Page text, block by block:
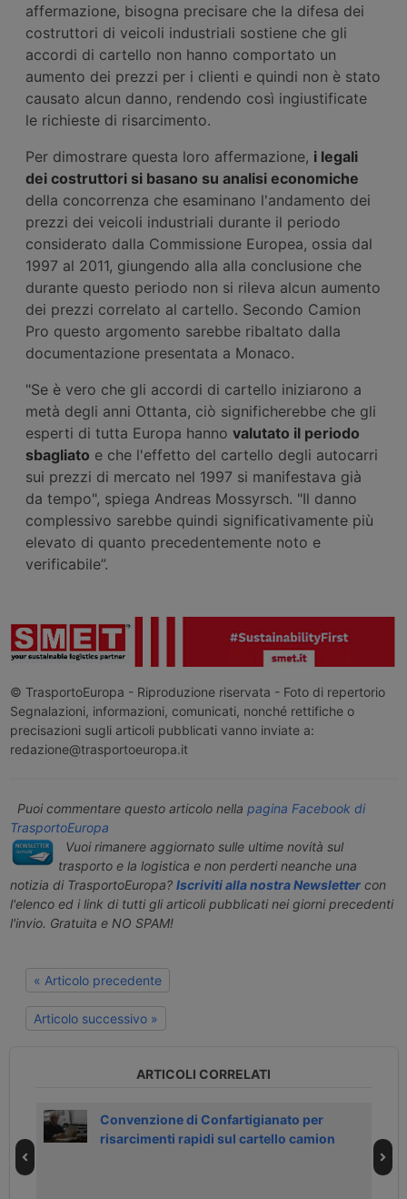
affermazione, bisogna precisare che la difesa dei
costruttori di veicoli industriali sostiene che gli
accordi di cartello non hanno comportato un
aumento dei prezzi per i clienti e quindi non è stato
causato alcun danno, rendendo così ingiustificate
le richieste di risarcimento.
Per dimostrare questa loro affermazione, i legali
dei costruttori si basano su analisi economiche
della concorrenza che esaminano l'andamento dei
prezzi dei veicoli industriali durante il periodo
considerato dalla Commissione Europea, ossia dal
1997 al 2011, giungendo alla alla conclusione che
durante questo periodo non si rileva alcun aumento
dei prezzi correlato al cartello. Secondo Camion
Pro questo argomento sarebbe ribaltato dalla
documentazione presentata a Monaco.
"Se è vero che gli accordi di cartello iniziarono a
metà degli anni Ottanta, ciò significherebbe che gli
esperti di tutta Europa hanno valutato il periodo
sbagliato e che l'effetto del cartello degli autocarri
sui prezzi di mercato nel 1997 si manifestava già
da tempo", spiega Andreas Mossyrsch. "Il danno
complessivo sarebbe quindi significativamente più
elevato di quanto precedentemente noto e
verificabile”.
© TrasportoEuropa - Riproduzione riservata - Foto di repertorio
Segnalazioni, informazioni, comunicati, nonché rettifiche o
precisazioni sugli articoli pubblicati vanno inviate a:
redazione@trasportoeuropa.it
Puoi commentare questo articolo nella pagina Facebook di
TrasportoEuropa
Vuoi rimanere aggiornato sulle ultime novità sul
trasporto e la logistica e non perderti neanche una
notizia di TrasportoEuropa? Iscriviti alla nostra Newslettercon
l'elenco ed i link di tutti gli articoli pubblicati nei giorni precedenti
l'invio. Gratuita e NO SPAM!
« Articolo precedente
Articolo successivo »
ARTICOLI CORRELATI
Convenzione di Confartigianato per
risarcimenti rapidi sul cartello camion